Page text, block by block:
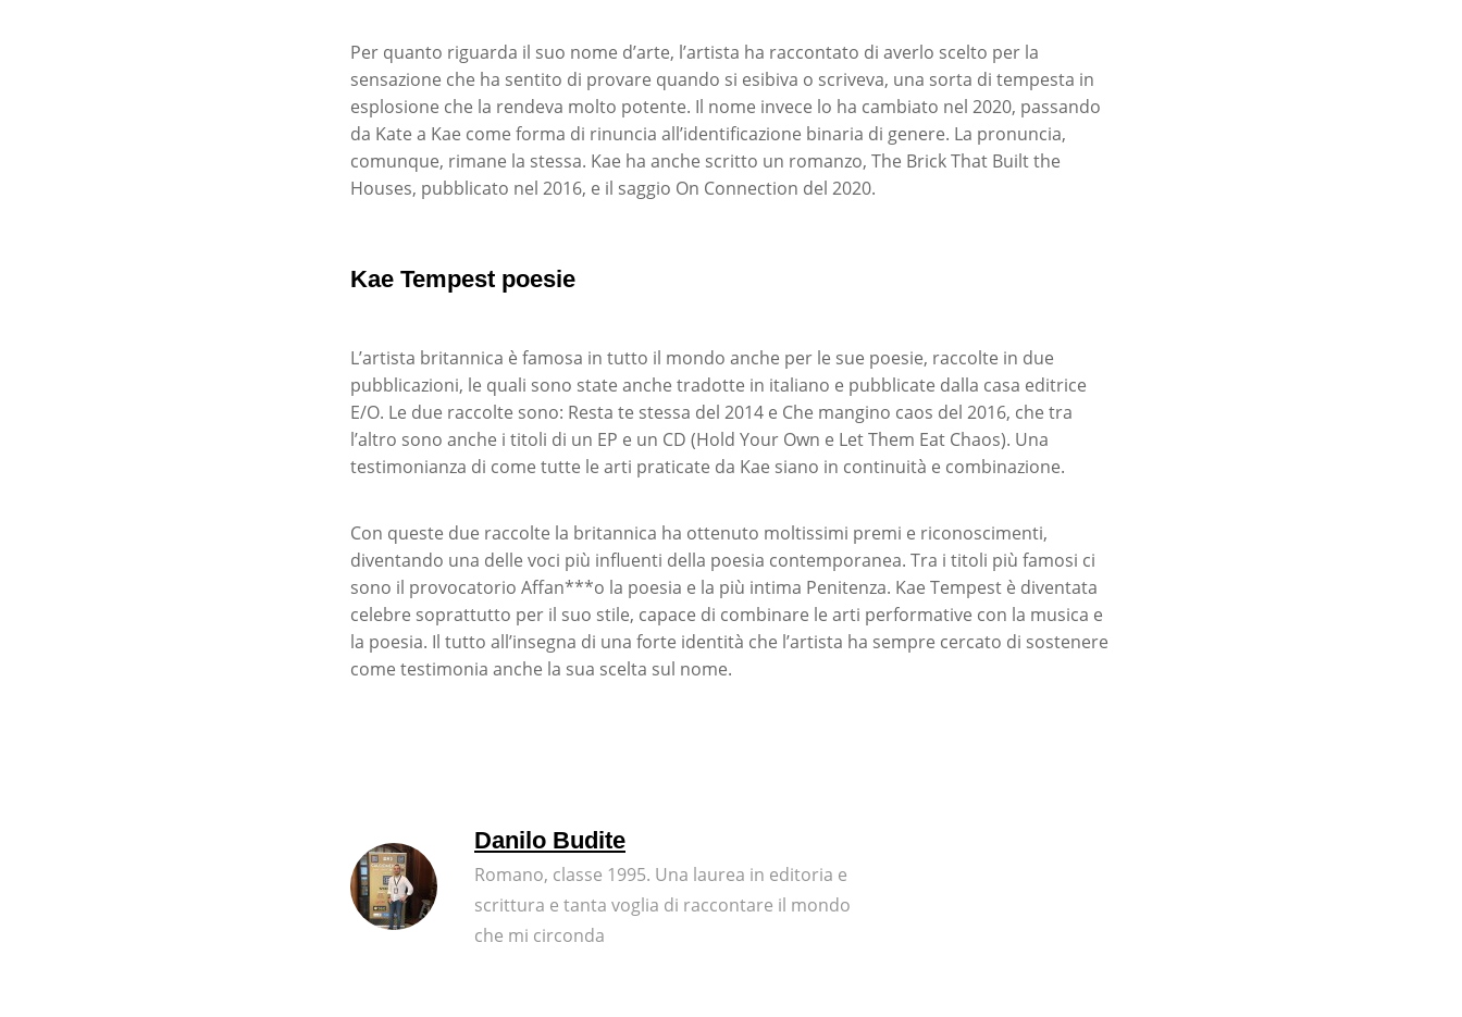
Per quanto riguarda il suo nome d’arte, l’artista ha raccontato di averlo scelto per la
sensazione che ha sentito di provare quando si esibiva o scriveva, una sorta di tempesta in
esplosione che la rendeva molto potente. Il nome invece lo ha cambiato nel 2020, passando
da Kate a Kae come forma di rinuncia all’identificazione binaria di genere. La pronuncia,
comunque, rimane la stessa. Kae ha anche scritto un romanzo, The Brick That Built the
Houses, pubblicato nel 2016, e il saggio On Connection del 2020.
Kae Tempest poesie
L’artista britannica è famosa in tutto il mondo anche per le sue poesie, raccolte in due
pubblicazioni, le quali sono state anche tradotte in italiano e pubblicate dalla casa editrice
E/O. Le due raccolte sono: Resta te stessa del 2014 e Che mangino caos del 2016, che tra
l’altro sono anche i titoli di un EP e un CD (Hold Your Own e Let Them Eat Chaos). Una
testimonianza di come tutte le arti praticate da Kae siano in continuità e combinazione.
Con queste due raccolte la britannica ha ottenuto moltissimi premi e riconoscimenti,
diventando una delle voci più influenti della poesia contemporanea. Tra i titoli più famosi ci
sono il provocatorio Affan***o la poesia e la più intima Penitenza. Kae Tempest è diventata
celebre soprattutto per il suo stile, capace di combinare le arti performative con la musica e
la poesia. Il tutto all’insegna di una forte identità che l’artista ha sempre cercato di sostenere
come testimonia anche la sua scelta sul nome.
Danilo Budite
Romano, classe 1995. Una laurea in editoria e
scrittura e tanta voglia di raccontare il mondo
che mi circonda